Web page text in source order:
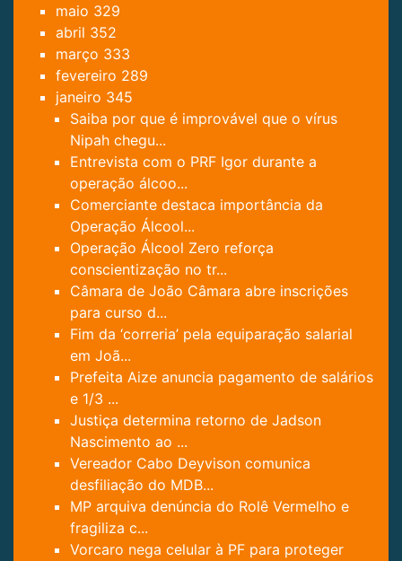
maio 329
abril 352
março 333
fevereiro 289
janeiro 345
Saiba por que é improvável que o vírus
Nipah chegu...
Entrevista com o PRF Igor durante a
operação álcoo...
Comerciante destaca importância da
Operação Álcool...
Operação Álcool Zero reforça
conscientização no tr...
Câmara de João Câmara abre inscrições
para curso d...
Fim da ‘correria’ pela equiparação salarial
em Joã...
Prefeita Aize anuncia pagamento de salários
e 1/3 ...
Justiça determina retorno de Jadson
Nascimento ao ...
Vereador Cabo Deyvison comunica
desfiliação do MDB...
MP arquiva denúncia do Rolê Vermelho e
fragiliza c...
Vorcaro nega celular à PF para proteger